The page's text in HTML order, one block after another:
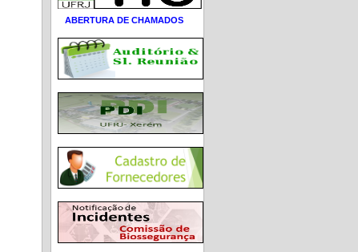
ABERTURA DE CHAMADOS